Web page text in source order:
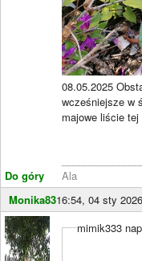
Do góry
08.05.2025
wcześniejsze w
majowe liście
Ala
Monika8316:54, 04 sty 2026
mimik333